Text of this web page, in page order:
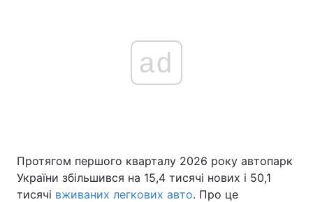
ad
Протягом першого кварталу 2026 року автопарк
України збільшився на 15,4 тисячі нових і 50,1
тисячі вживаних легкових авто. Про це